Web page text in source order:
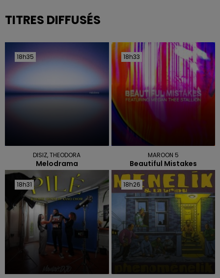
TITRES DIFFUSÉS
18h35
18h35
DISIZ, THEODORA
Melodrama
18h33
18h33
MAROON 5
Beautiful Mistakes
18h31
18h31 18h26
18h26